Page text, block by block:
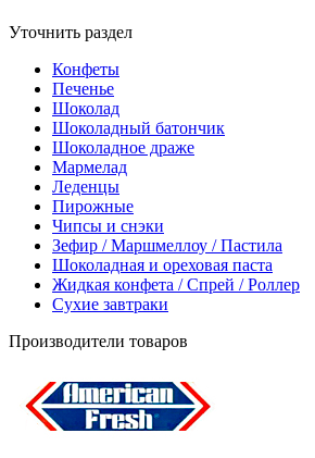
Уточнить раздел
Конфеты
Печенье
Шоколад
Шоколадный батончик
Шоколадное драже
Мармелад
Леденцы
Пирожные
Чипсы и снэки
Зефир / Маршмеллоу / Пастила
Шоколадная и ореховая паста
Жидкая конфета / Спрей / Роллер
Сухие завтраки
Производители товаров